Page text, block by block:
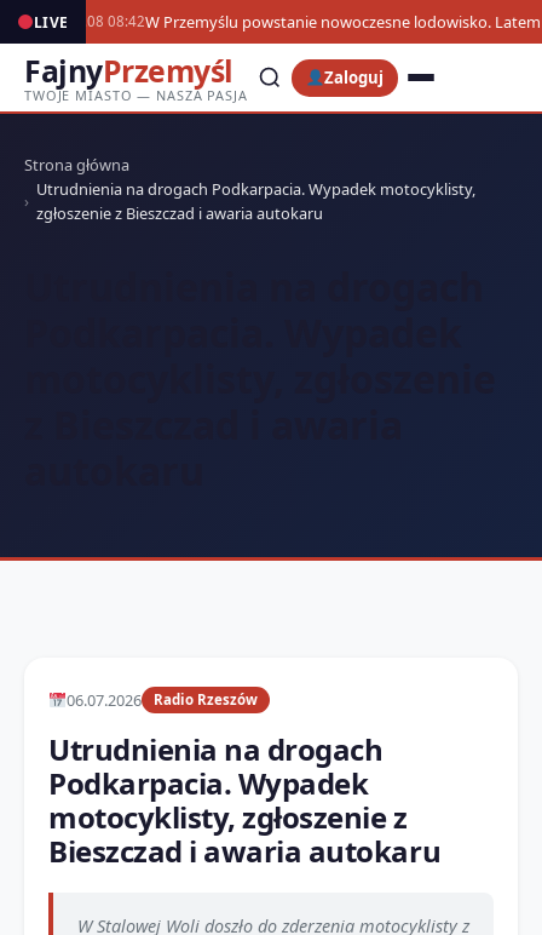
LIVE06.08 08:42W Przemyślu powstanie nowoczesne lodowisko.
FajnyPrzemyśl
TWOJE MIASTO — NASZA PASJA
Zaloguj
Strona główna
Utrudnienia na drogach Podkarpacia. Wypadek motocyklisty,
zgłoszenie z Bieszczad i awaria autokaru
06.07.2026 Radio Rzeszów
Utrudnienia na drogach
Podkarpacia. Wypadek
motocyklisty, zgłoszenie z
Bieszczad i awaria autokaru
W Stalowej Woli doszło do zderzenia motocyklisty z